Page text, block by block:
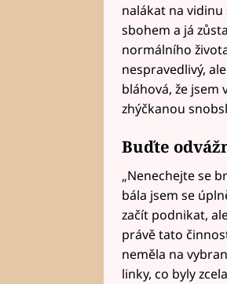
nalákat na
sbohem a já
normálního
nespravedlivý,
bláhová, že jsem
zhýčkanou
Buďte
„Nenechejte se
bála jsem se
začít podnikat,
právě tato
neměla na
linky, co byly